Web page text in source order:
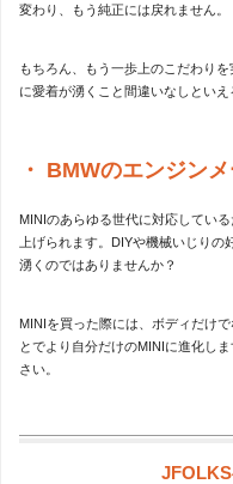
変わり、もう純正には戻れません。
もちろん、もう一歩上のこだわり
に愛着が湧くこと間違いなしといえ
BMWのエンジン
MINIのあらゆる世代に対応してい
上げられます。DIYや機械いじり
湧くのではありませんか？
MINIを買った際には、ボディだけ
とでより自分だけのMINIに進化し
さい。